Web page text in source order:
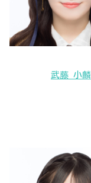
武藤 小麟